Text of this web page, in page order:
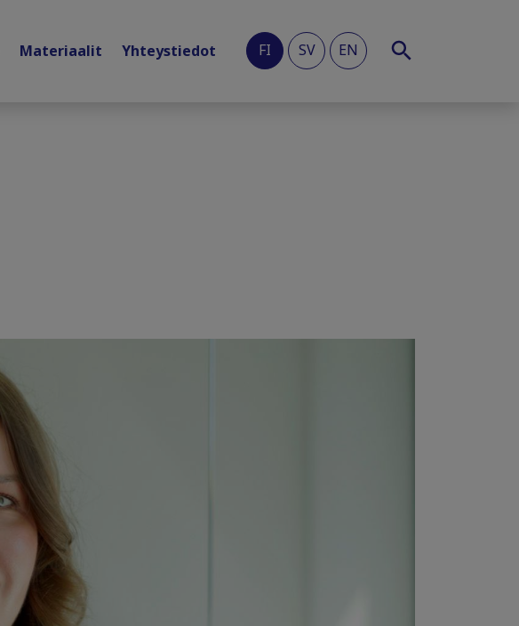
Materiaalit Yhteystiedot FI SV EN